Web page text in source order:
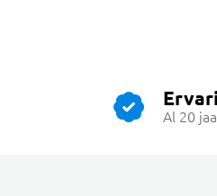
Al 20